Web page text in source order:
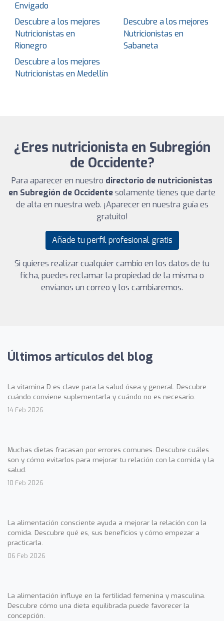
Envigado
Descubre a los mejores
Nutricionistas en
Rionegro
Descubre a los mejores
Nutricionistas en
Sabaneta
Descubre a los mejores
Nutricionistas en Medellín
¿Eres nutricionista en Subregión
de Occidente?
Para aparecer en nuestro directorio de nutricionistas
en Subregión de Occidentesolamente tienes que darte
de alta en nuestra web. ¡Aparecer en nuestra guía es
gratuito!
Añade tu perfil profesional gratis
Si quieres realizar cualquier cambio en los datos de tu
ficha, puedes reclamar la propiedad de la misma o
envíanos un correo y los cambiaremos.
Últimos artículos del blog
La vitamina D es clave para la salud ósea y general. Descubre
cuándo conviene suplementarla y cuándo no es necesario.
14 Feb 2026
Muchas dietas fracasan por errores comunes. Descubre cuáles
son y cómo evitarlos para mejorar tu relación con la comida y la
salud.
10 Feb 2026
La alimentación consciente ayuda a mejorar la relación con la
comida. Descubre qué es, sus beneficios y cómo empezar a
practicarla.
06 Feb 2026
La alimentación influye en la fertilidad femenina y masculina.
Descubre cómo una dieta equilibrada puede favorecer la
concepción.